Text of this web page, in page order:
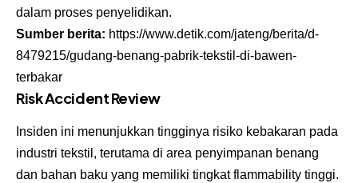
dalam proses penyelidikan.
Sumber berita: https://www.detik.com/jateng/berita/d-
8479215/gudang-benang-pabrik-tekstil-di-bawen-
terbakar
Risk Accident Review
Insiden ini menunjukkan tingginya risiko kebakaran pada
industri tekstil, terutama di area penyimpanan benang
dan bahan baku yang memiliki tingkat flammability tinggi.